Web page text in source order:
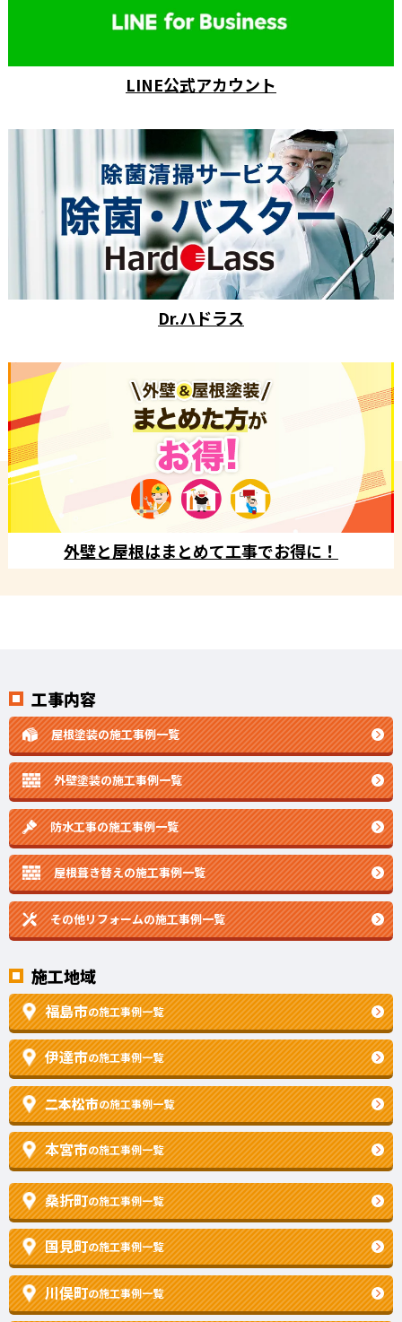
LINE公式アカウント
Dr.ハドラス
外壁と屋根はまとめて工事でお得に！
工事内容
屋根塗装の施工事例一覧
外壁塗装の施工事例一覧
防水工事の施工事例一覧
屋根葺き替えの施工事例一覧
その他リフォームの施工事例一覧
施工地域
福島市の施工事例一覧
伊達市の施工事例一覧
二本松市の施工事例一覧
本宮市の施工事例一覧
桑折町の施工事例一覧
国見町の施工事例一覧
川俣町の施工事例一覧